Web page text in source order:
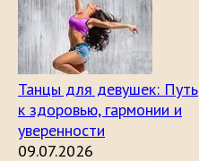
Танцы для девушек: Путь
к здоровью, гармонии и
уверенности
09.07.2026